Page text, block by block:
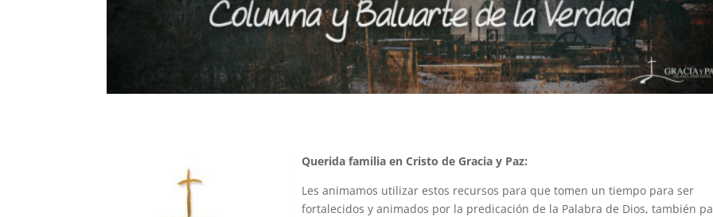
Querida familia en Cristo de Gracia y Paz:
Les animamos utilizar estos recursos para que tomen un tiempo para ser
fortalecidos y animados por la predicación de la Palabra de Dios, también